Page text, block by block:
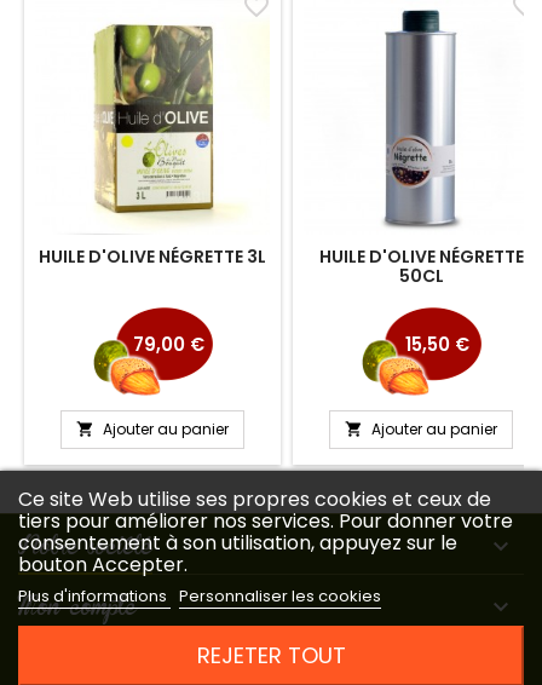
HUILE D'OLIVE NÉGRETTE 3L
79,00 €
 Ajouter au panier
favorite_border
HUILE D'OLIVE NÉGRETTE
50CL
15,50 €
 Ajouter au panier
favorite_border
Notre société 
Mon compte 
Ce site Web utilise ses propres cookies et ceux de
tiers pour améliorer nos services. Pour donner votre
consentement à son utilisation, appuyez sur le
bouton Accepter.
Plus d'informations Personnaliser les cookies
REJETER TOUT